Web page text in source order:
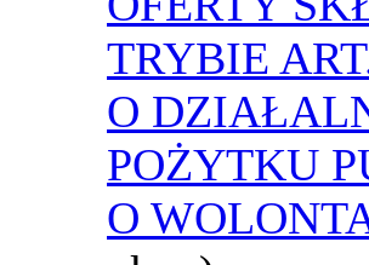
TRYBIE
O
POŻYTKU
O